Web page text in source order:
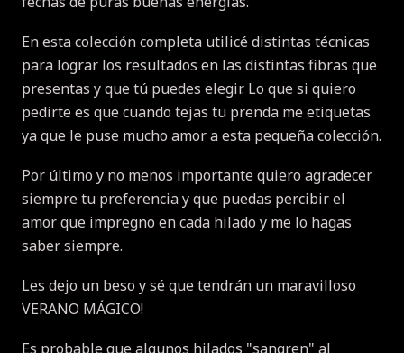
En esta colección completa utilicé distintas técnicas
para lograr los resultados en las distintas fibras que
presentas y que tú puedes elegir. Lo que si quiero
pedirte es que cuando tejas tu prenda me etiquetas
ya que le puse mucho amor a esta pequeña colección.
Por último y no menos importante quiero agradecer
siempre tu preferencia y que puedas percibir el
amor que impregno en cada hilado y me lo hagas
saber siempre.
Les dejo un beso y sé que tendrán un maravilloso
VERANO MÁGICO!
Es probable que algunos hilados "sangren" al